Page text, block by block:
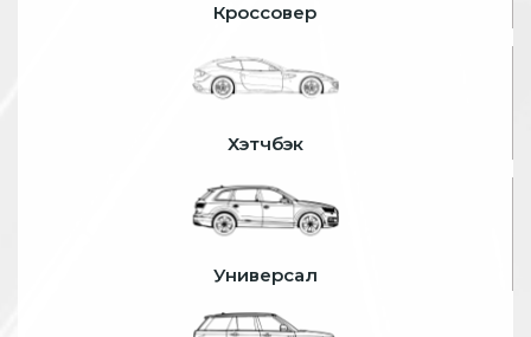
Кроссовер
Хэтчбэк
Универсал